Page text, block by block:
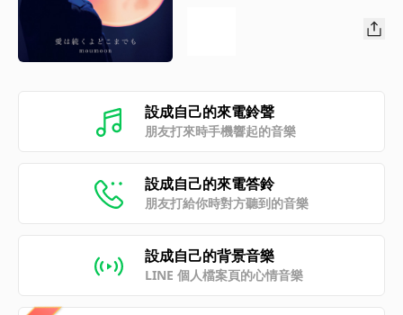
設成自己的來電鈴聲
朋友打來時手機響起的音樂
設成自己的來電答鈴
朋友打給你時對方聽到的音樂
設成自己的背景音樂
LINE 個人檔案頁的心情音樂